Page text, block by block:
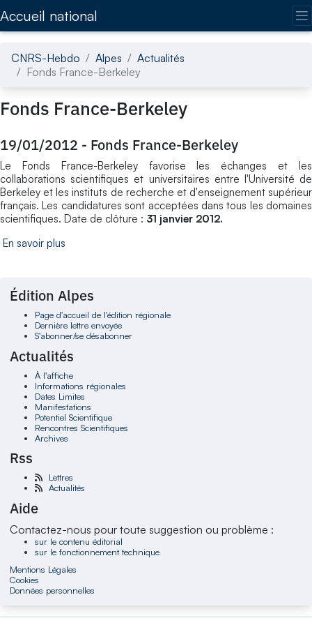
Accueil national
CNRS-Hebdo Alpes
Actualités
Fonds France-Berkeley
Fonds France-Berkeley
19/01/2012 - Fonds France-Berkeley
Le Fonds France-Berkeley favorise les échanges et les
collaborations scientifiques et universitaires entre l'Université de
Berkeley et les instituts de recherche et d'enseignement supérieur
français. Les candidatures sont acceptées dans tous les domaines
scientifiques. Date de clôture : 31 janvier 2012.
En savoir plus
Édition Alpes
Page d'accueil de l'édition régionale
Dernière lettre envoyée
S'abonner/se désabonner
Actualités
À l'affiche
Informations régionales
Dates Limites
Manifestations
Potentiel Scientifique
Rencontres Scientifiques
Archives
Rss
Lettres
Actualités
Aide
Contactez-nous pour toute suggestion ou problème :
sur le contenu éditorial
sur le fonctionnement technique
Mentions Légales
Cookies
Données personnelles